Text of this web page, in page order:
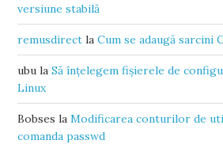
versiune stabilă
remusdirect laCum se adaugă sarcini
ubu laSă înțelegem fișierele de
Linux
Bobses laModificarea conturilor de
comanda passwd